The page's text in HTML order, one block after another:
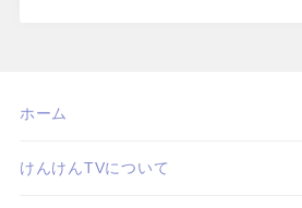
ホーム
けんけんTVについて